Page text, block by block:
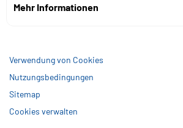
Mehr Informationen
Verwendung von Cookies
Nutzungsbedingungen
Sitemap
Cookies verwalten